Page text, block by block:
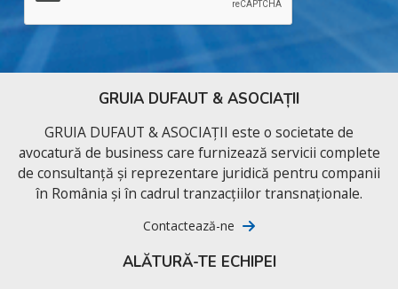
GRUIA DUFAUT & ASOCIAȚII
GRUIA DUFAUT & ASOCIAȚII este o societate de
avocatură de business care furnizează servicii complete
de consultanță și reprezentare juridică pentru companii
în România și în cadrul tranzacțiilor transnaționale.
Contactează-ne
ALĂTURĂ-TE ECHIPEI